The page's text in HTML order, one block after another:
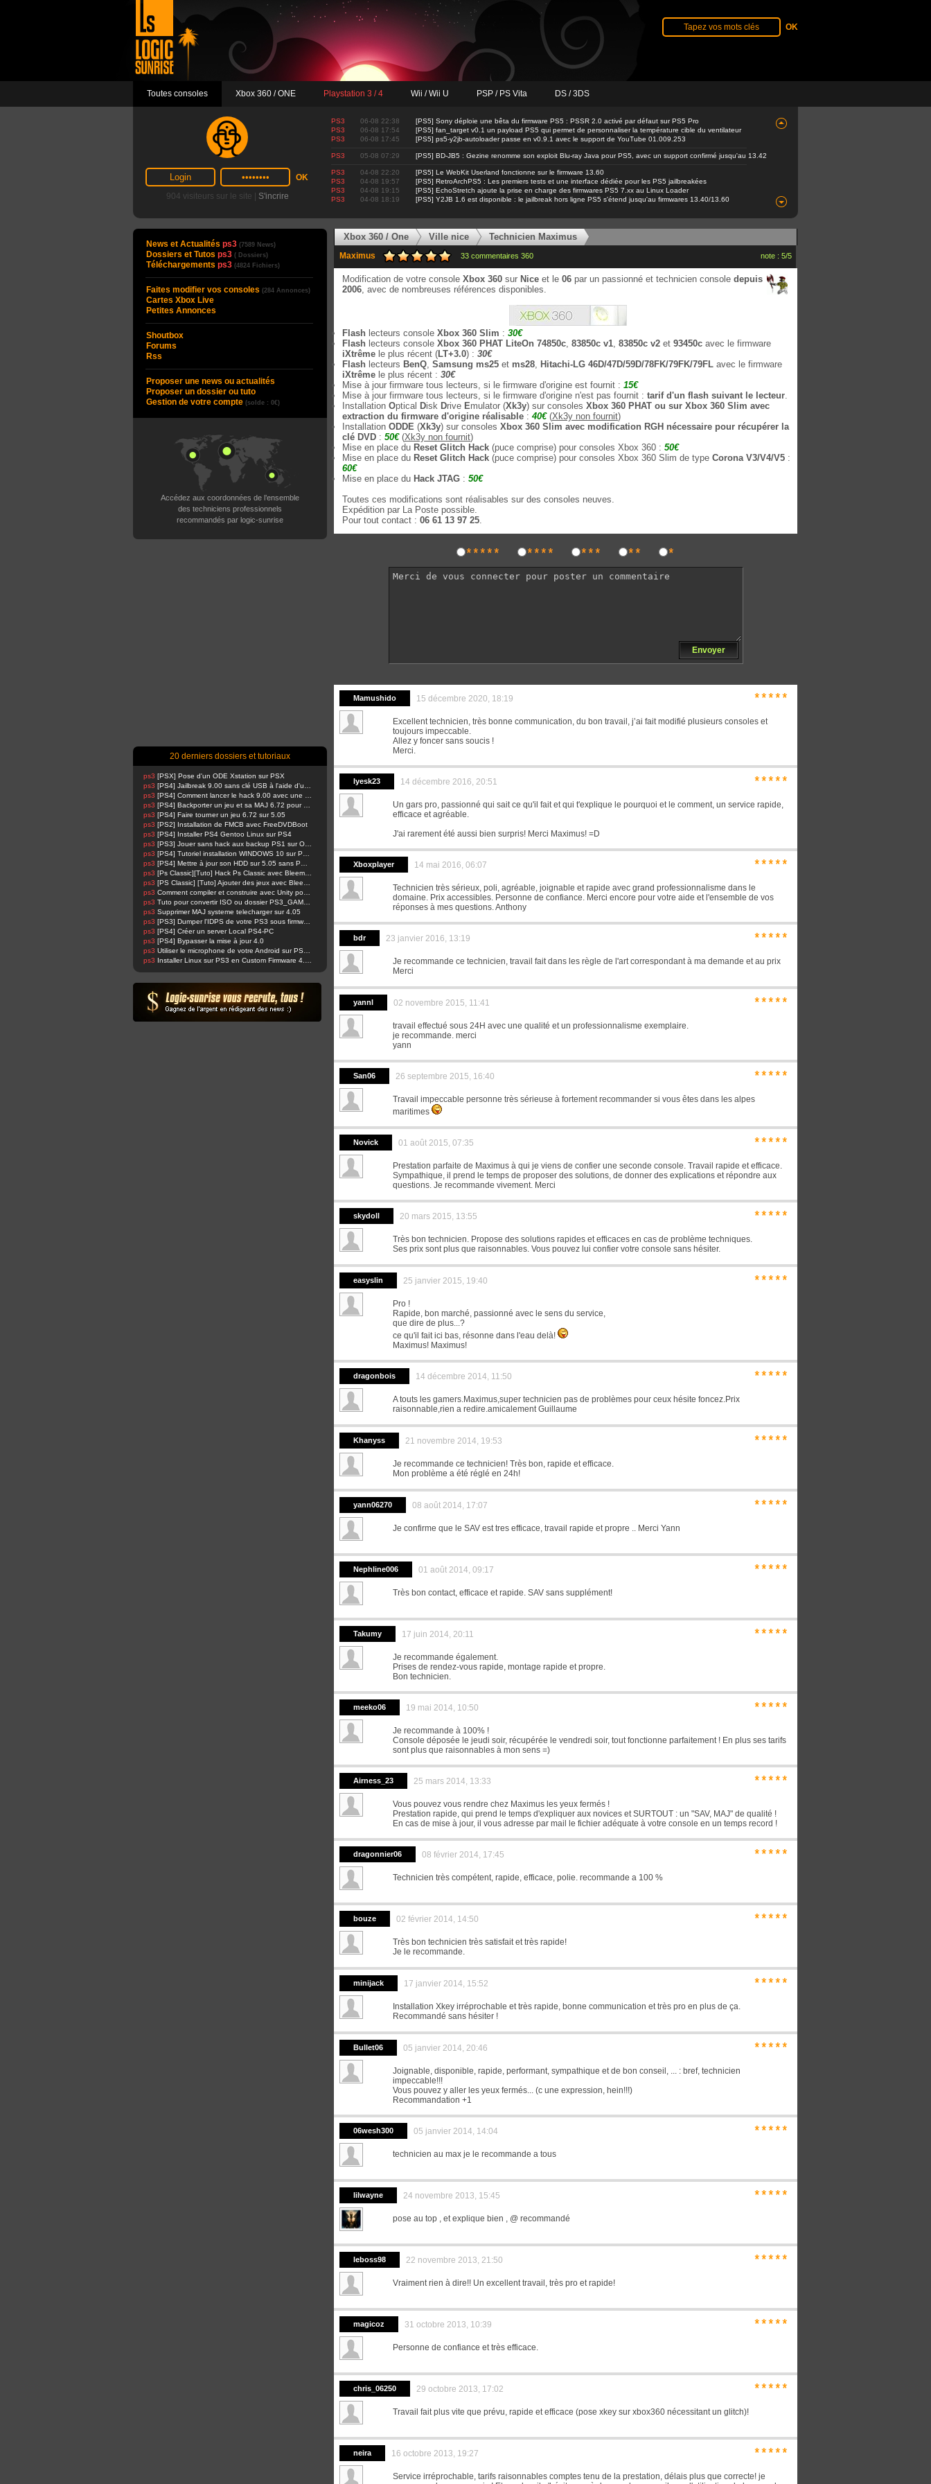
Toutes consoles Xbox 360 / ONE Playstation 3 / 4 Wii / Wii U PSP / PS Vita DS / 3DS
904 visiteurs sur le site | S'incrire
PS3 06-08 22:38
[PS5] Sony déploie une bêta du firmware PS5 : PSSR 2.0 activé par défaut sur PS5 Pro
PS3
06-08 17:54
[PS5] fan_target v0.1 un payload PS5 qui permet de personnaliser la température cible du ventilateur
PS3
06-08 17:45 [PS5] ps5-y2jb-autoloader passe en v0.9.1 avec le support de YouTube 01.009.253
PS3 05-08 07:29 [PS5] BD-JB5 : Gezine renomme son exploit Blu-ray Java pour PS5, avec un support confirmé jusqu'au 13.42
PS3 04-08 22:20
[PS5] Le WebKit Userland fonctionne sur le firmware 13.60
PS3
04-08 19:57
[PS5] RetroArchPS5 : Les premiers tests et une interface dédiée pour les PS5 jailbreakées
PS3
04-08 19:15
[PS5] EchoStretch ajoute la prise en charge des firmwares PS5 7.xx au Linux Loader
PS3
04-08 18:19 [PS5] Y2JB 1.6 est disponible : le jailbreak hors ligne PS5 s'étend jusqu'au firmwares 13.40/13.60
News et Actualités ps3 (7589 News)
Dossiers et Tutos ps3 ( Dossiers)
Téléchargements ps3 (4824 Fichiers)
Faites modifier vos consoles (284 Annonces)
Cartes Xbox Live
Petites Annonces
Shoutbox
Forums
Rss
Proposer une news ou actualités
Proposer un dossier ou tuto
Gestion de votre compte (solde : 0€)
Accédez aux coordonnées de l’ensemble
des techniciens professionnels
recommandés par logic-sunrise
20 derniers dossiers et tutoriaux
ps3 [PSX] Pose d'un ODE Xstation sur PSX
ps3
ps3
ps3
ps3 [PS4] Faire tourner un jeu 6.72 sur 5.05
ps3 [PS2] Installation de FMCB avec FreeDVDBoot
ps3 [PS4] Installer PS4 Gentoo Linux sur PS4
ps3
ps3
ps3
ps3
ps3
ps3
ps3
ps3 Supprimer MAJ systeme telecharger sur 4.05
ps3
ps3 [PS4] Créer un server Local PS4-PC
ps3 [PS4] Bypasser la mise à jour 4.0
ps3
ps3
Xbox 360 / One Ville nice Technicien Maximus
Maximus 33 commentaires 360 note : 5/5
Modification de votre console Xbox 360 sur Nice et le 06 par un passionné et technicien console depuis
2006, avec de nombreuses références disponibles.
Flash lecteurs console Xbox 360 Slim : 30€
Flash lecteurs console Xbox 360 PHAT LiteOn 74850c, 83850c v1, 83850c v2 et 93450c avec le firmware
iXtrême le plus récent (LT+3.0) : 30€
Flash lecteurs BenQ, Samsung ms25 et ms28, Hitachi-LG 46D/47D/59D/78FK/79FK/79FL avec le firmware
iXtrême le plus récent : 30€
Mise à jour firmware tous lecteurs, si le firmware d'origine est fournit : 15€
Mise à jour firmware tous lecteurs, si le firmware d'origine n'est pas fournit : tarif d'un flash suivant le lecteur.
Installation Optical Disk Drive Emulator (Xk3y) sur consoles Xbox 360 PHAT ou sur Xbox 360 Slim avec
extraction du firmware d'origine réalisable : 40€(Xk3y non fournit)
Installation ODDE (Xk3y) sur consoles Xbox 360 Slim avec modification RGH nécessaire pour récupérer la
clé DVD : 50€ (Xk3y non fournit)
Mise en place du Reset Glitch Hack (puce comprise) pour consoles Xbox 360 : 50€
Mise en place du Reset Glitch Hack (puce comprise) pour consoles Xbox 360 Slim de type Corona V3/V4/V5 :
60€
Mise en place du Hack JTAG : 50€
Toutes ces modifications sont réalisables sur des consoles neuves.
Expédition par La Poste possible.
Pour tout contact : 06 61 13 97 25.
***** **** *** ** *
Envoyer
Mamushido 15 décembre 2020, 18:19 *****
Excellent technicien, très bonne communication, du bon travail, j’ai fait modifié plusieurs consoles et
toujours impeccable.
Allez y foncer sans soucis !
Merci.
lyesk23 14 décembre 2016, 20:51 *****
Un gars pro, passionné qui sait ce qu'il fait et qui t'explique le pourquoi et le comment, un service rapide,
efficace et agréable.
J'ai rarement été aussi bien surpris! Merci Maximus! =D
Xboxplayer 14 mai 2016, 06:07 *****
Technicien très sérieux, poli, agréable, joignable et rapide avec grand professionnalisme dans le
domaine. Prix accessibles. Personne de confiance. Merci encore pour votre aide et l'ensemble de vos
réponses à mes questions. Anthony
bdr 23 janvier 2016, 13:19 *****
Je recommande ce technicien, travail fait dans les règle de l'art correspondant à ma demande et au prix
Merci
yannl 02 novembre 2015, 11:41 *****
travail effectué sous 24H avec une qualité et un professionnalisme exemplaire.
je recommande. merci
yann
San06 26 septembre 2015, 16:40 *****
Travail impeccable personne très sérieuse à fortement recommander si vous êtes dans les alpes
maritimes
Novick 01 août 2015, 07:35 *****
Prestation parfaite de Maximus à qui je viens de confier une seconde console. Travail rapide et efficace.
Sympathique, il prend le temps de proposer des solutions, de donner des explications et répondre aux
questions. Je recommande vivement. Merci
skydoll 20 mars 2015, 13:55 *****
Très bon technicien. Propose des solutions rapides et efficaces en cas de problème techniques.
Ses prix sont plus que raisonnables. Vous pouvez lui confier votre console sans hésiter.
easyslin 25 janvier 2015, 19:40 *****
Pro !
Rapide, bon marché, passionné avec le sens du service,
que dire de plus...?
ce qu'il fait ici bas, résonne dans l'eau delà!
Maximus! Maximus!
dragonbois 14 décembre 2014, 11:50 *****
A touts les gamers.Maximus,super technicien pas de problèmes pour ceux hésite foncez.Prix
raisonnable,rien a redire.amicalement Guillaume
Khanyss 21 novembre 2014, 19:53 *****
Je recommande ce technicien! Très bon, rapide et efficace.
Mon problème a été réglé en 24h!
yann06270 08 août 2014, 17:07 *****
Je confirme que le SAV est tres efficace, travail rapide et propre .. Merci Yann
Nephline006 01 août 2014, 09:17 *****
Très bon contact, efficace et rapide. SAV sans supplément!
Takumy 17 juin 2014, 20:11 *****
Je recommande également.
Prises de rendez-vous rapide, montage rapide et propre.
Bon technicien.
meeko06 19 mai 2014, 10:50 *****
Je recommande à 100% !
Console déposée le jeudi soir, récupérée le vendredi soir, tout fonctionne parfaitement ! En plus ses tarifs
sont plus que raisonnables à mon sens =)
Airness_23 25 mars 2014, 13:33 *****
Vous pouvez vous rendre chez Maximus les yeux fermés !
Prestation rapide, qui prend le temps d'expliquer aux novices et SURTOUT : un "SAV, MAJ" de qualité !
En cas de mise à jour, il vous adresse par mail le fichier adéquate à votre console en un temps record !
dragonnier06 08 février 2014, 17:45 *****
Technicien très compétent, rapide, efficace, polie. recommande a 100 %
bouze 02 février 2014, 14:50 *****
Très bon technicien très satisfait et très rapide!
Je le recommande.
minijack 17 janvier 2014, 15:52 *****
Installation Xkey irréprochable et très rapide, bonne communication et très pro en plus de ça.
Recommandé sans hésiter !
Bullet06 05 janvier 2014, 20:46 *****
Joignable, disponible, rapide, performant, sympathique et de bon conseil, ... : bref, technicien
impeccable!!!
Vous pouvez y aller les yeux fermés... (c une expression, hein!!!)
Recommandation +1
06wesh300 05 janvier 2014, 14:04 *****
technicien au max je le recommande a tous
lilwayne 24 novembre 2013, 15:45 *****
pose au top , et explique bien , @ recommandé
leboss98 22 novembre 2013, 21:50 *****
Vraiment rien à dire!! Un excellent travail, très pro et rapide!
magicoz 31 octobre 2013, 10:39 *****
Personne de confiance et très efficace.
chris_06250 29 octobre 2013, 17:02 *****
Travail fait plus vite que prévu, rapide et efficace (pose xkey sur xbox360 nécessitant un glitch)!
neira 16 octobre 2013, 19:27 *****
Service irréprochable, tarifs raisonnables comptes tenu de la prestation, délais plus que correcte! je